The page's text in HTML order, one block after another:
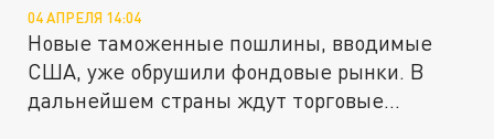
04 АПРЕЛЯ 14:04
Новые таможенные пошлины, вводимые
США, уже обрушили фондовые рынки. В
дальнейшем страны ждут торговые